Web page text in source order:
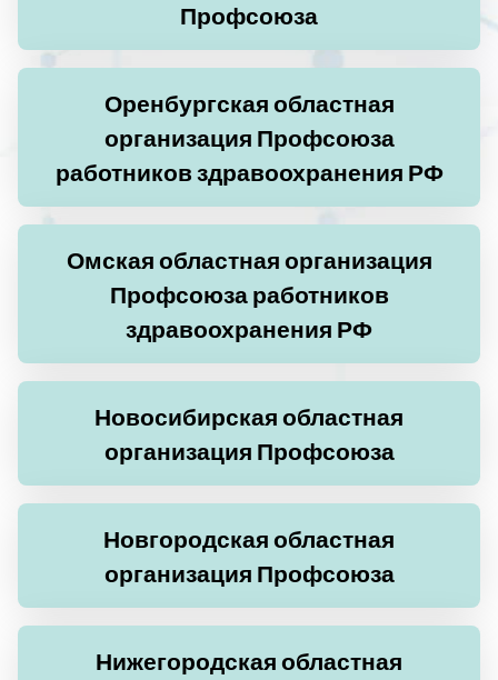
Профсоюза
Оренбургская областная
организация Профсоюза
работников здравоохранения РФ
Омская областная организация
Профсоюза работников
здравоохранения РФ
Новосибирская областная
организация Профсоюза
Новгородская областная
организация Профсоюза
Нижегородская областная